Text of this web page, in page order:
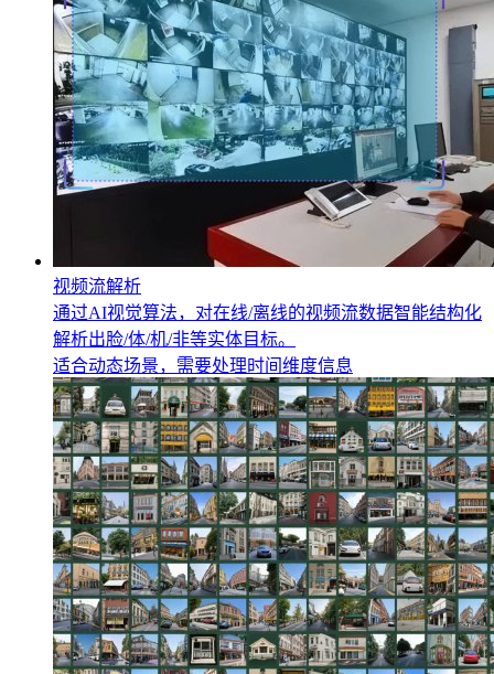
视频流解析
通过AI视觉算法，对在线/离线的视频流数据智能结构化
解析出脸/体/机/非等实体目标。
适合动态场景，需要处理时间维度信息